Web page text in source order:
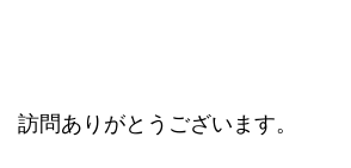
訪問ありがとうございます。